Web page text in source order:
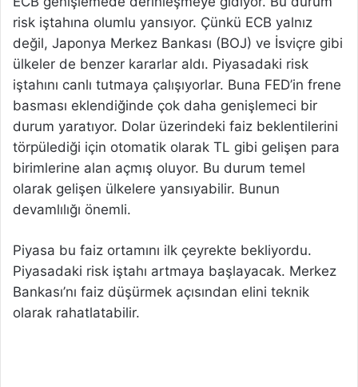
risk iştahına olumlu yansıyor. Çünkü ECB yalnız
değil, Japonya Merkez Bankası (BOJ) ve İsviçre gibi
ülkeler de benzer kararlar aldı. Piyasadaki risk
iştahını canlı tutmaya çalışıyorlar. Buna FED’in frene
basması eklendiğinde çok daha genişlemeci bir
durum yaratıyor. Dolar üzerindeki faiz beklentilerini
törpülediği için otomatik olarak TL gibi gelişen para
birimlerine alan açmış oluyor. Bu durum temel
olarak gelişen ülkelere yansıyabilir. Bunun
devamlılığı önemli.
Piyasa bu faiz ortamını ilk çeyrekte bekliyordu.
Piyasadaki risk iştahı artmaya başlayacak. Merkez
Bankası’nı faiz düşürmek açısından elini teknik
olarak rahatlatabilir.